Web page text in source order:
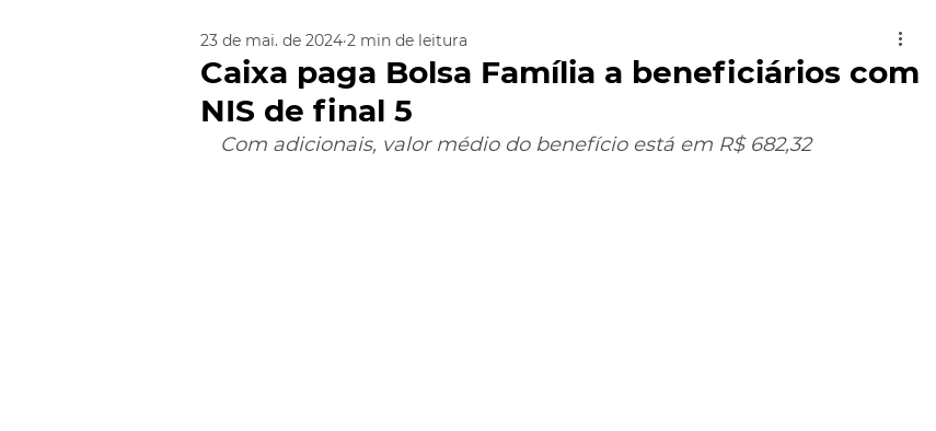
Caixa paga Bolsa Família a beneficiários com
NIS de final 5
23 de mai. de 2024 2 min de leitura
Com adicionais, valor médio do benefício está em R$ 682,32